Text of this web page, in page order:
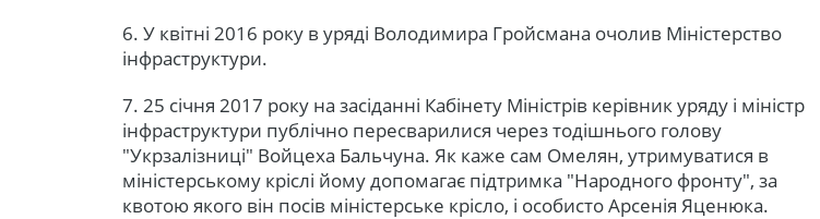
6. У квітні 2016 року в уряді Володимира Гройсмана очолив Міністерство
інфраструктури.
7. 25 січня 2017 року на засіданні Кабінету Міністрів керівник уряду і міністр
інфраструктури публічно пересварилися через тодішнього голову
"Укрзалізниці" Войцеха Бальчуна. Як каже сам Омелян, утримуватися в
міністерському кріслі йому допомагає підтримка "Народного фронту", за
квотою якого він посів міністерське крісло, і особисто Арсенія Яценюка.